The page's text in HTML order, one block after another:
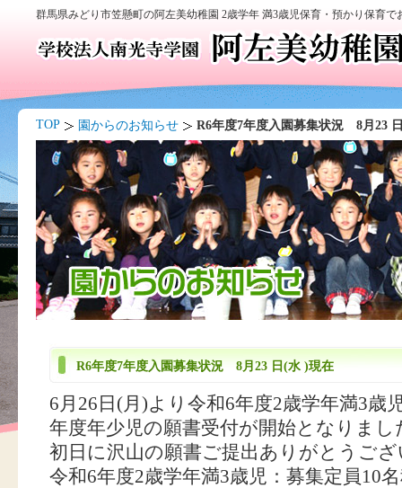
群馬県みどり市笠懸町の阿左美幼稚園 2歳学年 満3歳児保育・預かり保育
TOP 園からのお知らせ R6年度7年度入園募集状況 8月23
R6年度7年度入園募集状況 8月23 日(水 )現在
6月26日(月)より令和6年度2歳学年満3歳
年度年少児の願書受付が開始となりまし
初日に沢山の願書ご提出ありがとうご
令和6年度2歳学年満3歳児：募集定員